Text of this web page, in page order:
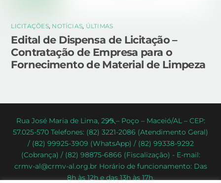
LICITAÇÕES, NOTÍCIAS, ÚLTIMAS
Edital de Dispensa de Licitação –
Contratação de Empresa para o
Fornecimento de Material de Limpeza
Back
To
Top
Rua José Maria de Lima, 299 – Poço – Maceió/AL – CEP:
57.025-570 Telefones: (82) 3221-2086 (Atendimento Geral)
/ (82) 99925-3909 (WhatsApp) / (82) 99338-9292
(Cobrança) / (82) 98875-6866 (Fiscalização) - E-mail:
crmv-al@crmv-al.org.br Horário de funcionamento: Das
8h às 12h e das 13h às 17h.